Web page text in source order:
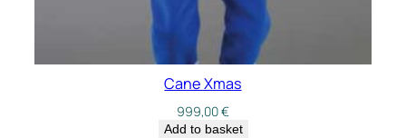
Cane Xmas
999,00€
Add to basket